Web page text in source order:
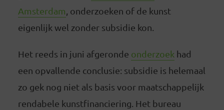
Amsterdam , onderzoeken of de kunst
eigenlijk wel zonder subsidie kon.
Het reeds in juni afgeronde onderzoek had
een opvallende conclusie: subsidie is helemaal
zo gek nog niet als basis voor maatschappelijk
rendabele kunstfinanciering. Het bureau